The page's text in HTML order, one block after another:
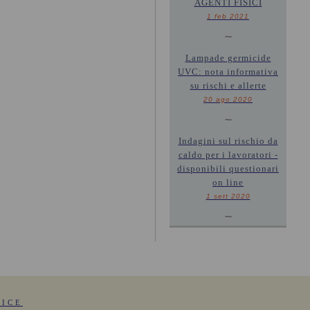
AGENTI FISICI
1 feb 2021
~
Lampade germicide
UVC: nota informativa
su rischi e allerte
20 ago 2020
~
Indagini sul rischio da
caldo per i lavoratori -
disponibili questionari
on line
1 sett 2020
~